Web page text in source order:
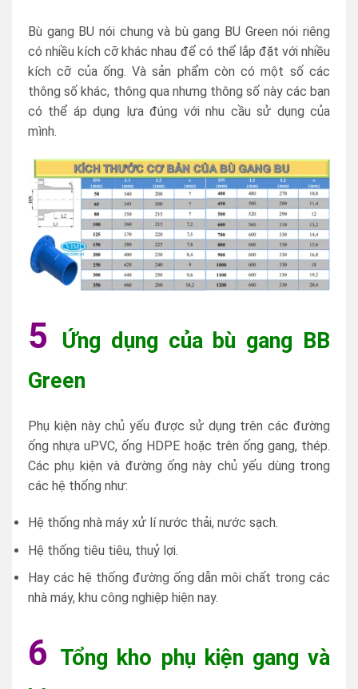
Bù gang BU nói chung và bù gang BU Green nói riêng
có nhiều kích cỡ khác nhau để có thể lắp đặt với nhiều
kích cỡ của ống. Và sản phẩm còn có một số các
thông số khác, thông qua nhưng thông số này các bạn
có thể áp dụng lựa đúng với nhu cầu sử dụng của
mình.
5
Ứng dụng của bù gang BB
Green
Phụ kiện này chủ yếu được sử dụng trên các đường
ống nhựa uPVC, ống HDPE hoặc trên ống gang, thép.
Các phụ kiện và đường ống này chủ yếu dùng trong
các hệ thống như:
Hệ thống nhà máy xử lí nước thải, nước sạch.
Hệ thống tiêu tiêu, thuỷ lợi.
Hay các hệ thống đường ống dẫn môi chất trong các
nhà máy, khu công nghiệp hiện nay.
6 Tổng kho phụ kiện gang và